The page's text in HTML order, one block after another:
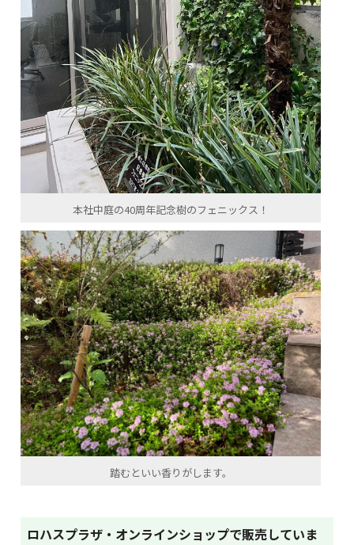
本社中庭の40周年記念樹のフェニックス！
踏むといい香りがします。
ロハスプラザ・オンラインショップで販売していま